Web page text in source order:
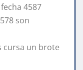
4587
son
cursa un brote